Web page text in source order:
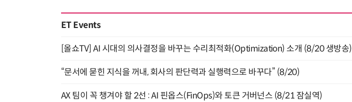
ET Events
[올쇼TV] AI 시대의 의사결정을 바꾸는 수리최적화(Optimization) 소개 (8/20 생방송)
“문서에 묻힌 지식을 꺼내, 회사의 판단력과 실행력으로 바꾸다” (8/20)
AX 팀이 꼭 챙겨야 할 2선 : AI 핀옵스(FinOps)와 토큰 거버넌스 (8/21 잠실역)